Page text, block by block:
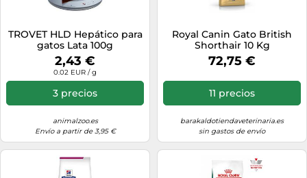
TROVET HLD Hepático para
gatos Lata 100g
2,43 €
0.02 EUR / g
3 precios
animalzoo.es
Envío a partir de 3,95 €
Royal Canin Gato British
Shorthair 10 Kg
72,75 €
11 precios
barakaldotiendaveterinaria.es
sin gastos de envío